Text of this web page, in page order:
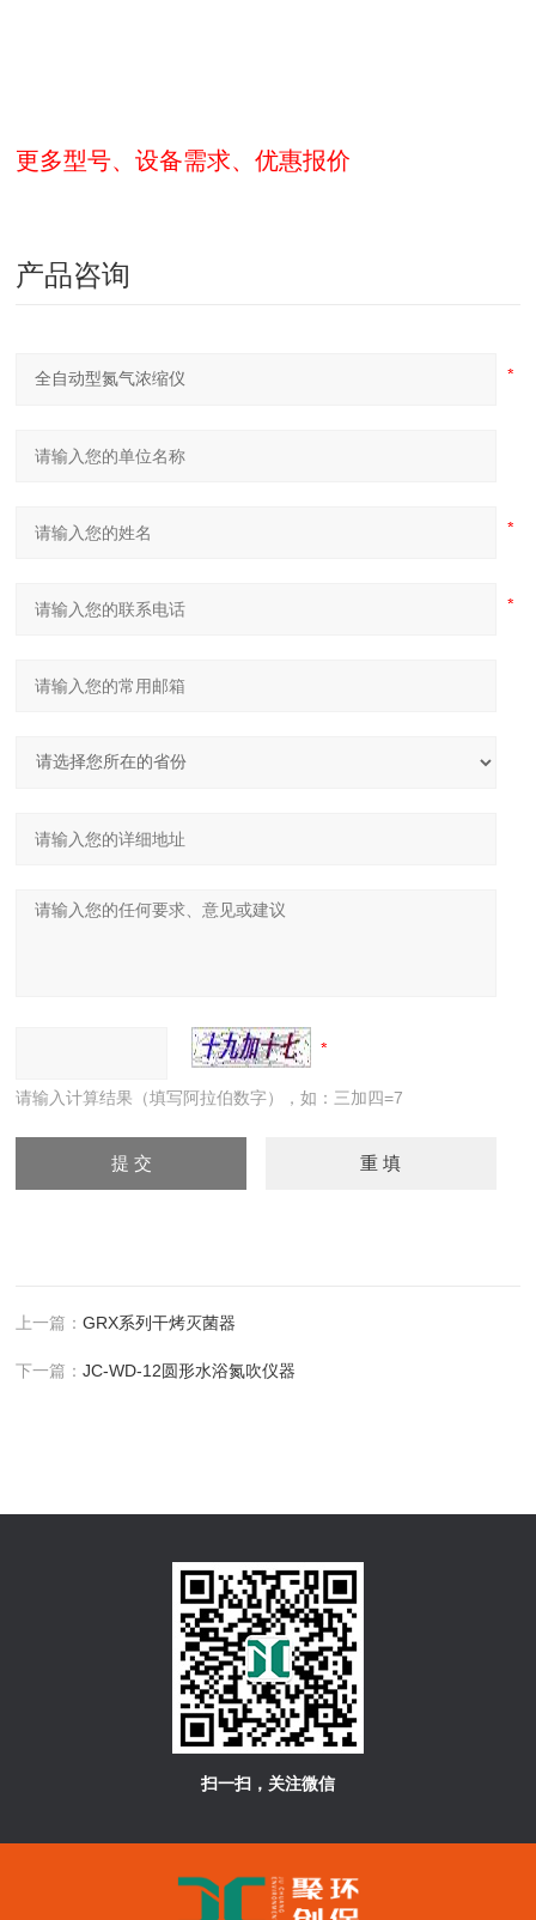
更多型号、设备需求、优惠报价
产品咨询
请输入计算结果（填写阿拉伯数字），如：三加四=7
上一篇：GRX系列干烤灭菌器
下一篇：JC-WD-12圆形水浴氮吹仪器
扫一扫，关注微信